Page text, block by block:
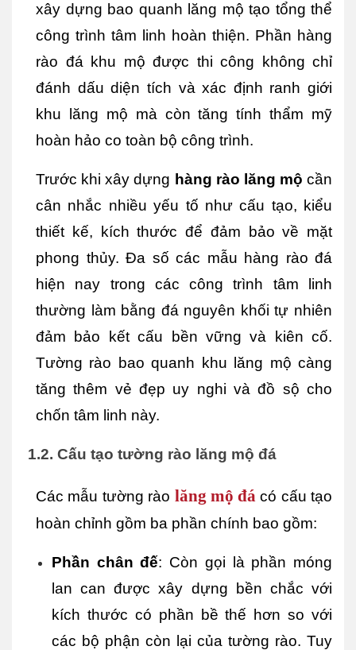
xây dựng bao quanh lăng mộ tạo tổng thể
công trình tâm linh hoàn thiện. Phần hàng
rào đá khu mộ được thi công không chỉ
đánh dấu diện tích và xác định ranh giới
khu lăng mộ mà còn tăng tính thẩm mỹ
hoàn hảo co toàn bộ công trình.
Trước khi xây dựng hàng rào lăng mộ cần
cân nhắc nhiều yếu tố như cấu tạo, kiểu
thiết kế, kích thước để đảm bảo về mặt
phong thủy. Đa số các mẫu hàng rào đá
hiện nay trong các công trình tâm linh
thường làm bằng đá nguyên khối tự nhiên
đảm bảo kết cấu bền vững và kiên cố.
Tường rào bao quanh khu lăng mộ càng
tăng thêm vẻ đẹp uy nghi và đồ sộ cho
chốn tâm linh này.
1.2. Cấu tạo tường rào lăng mộ đá
Các mẫu tường rào lăng mộ đá có cấu tạo
hoàn chỉnh gồm ba phần chính bao gồm:
Phần chân đế: Còn gọi là phần móng
lan can được xây dựng bền chắc với
kích thước có phần bề thế hơn so với
các bộ phận còn lại của tường rào. Tuy